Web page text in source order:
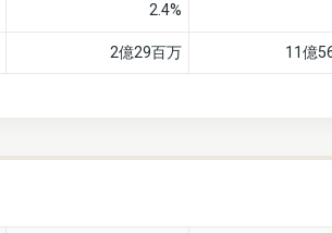
2.4%
2億29百万 11億